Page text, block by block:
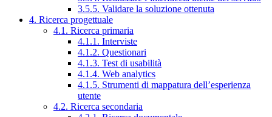
3.5.5. Validare la soluzione ottenuta
4. Ricerca progettuale
4.1. Ricerca primaria
4.1.1. Interviste
4.1.2. Questionari
4.1.3. Test di usabilità
4.1.4. Web analytics
4.1.5. Strumenti di mappatura dell’esperienza
utente
4.2. Ricerca secondaria